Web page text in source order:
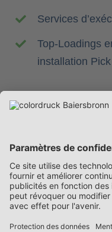
Services
Top-Loadings
installation
Entreprise
Prestations
Carrière
Contact